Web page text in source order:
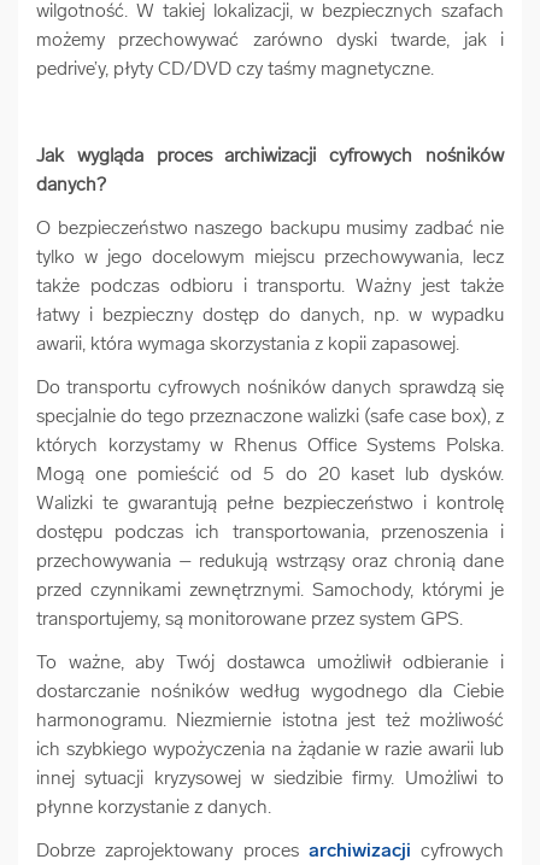
wilgotność. W takiej lokalizacji, w bezpiecznych szafach
możemy przechowywać zarówno dyski twarde, jak i
pedrive’y, płyty CD/DVD czy taśmy magnetyczne.
Jak wygląda proces archiwizacji cyfrowych nośników
danych?
O bezpieczeństwo naszego backupu musimy zadbać nie
tylko w jego docelowym miejscu przechowywania, lecz
także podczas odbioru i transportu. Ważny jest także
łatwy i bezpieczny dostęp do danych, np. w wypadku
awarii, która wymaga skorzystania z kopii zapasowej.
Do transportu cyfrowych nośników danych sprawdzą się
specjalnie do tego przeznaczone walizki (safe case box), z
których korzystamy w Rhenus Office Systems Polska.
Mogą one pomieścić od 5 do 20 kaset lub dysków.
Walizki te gwarantują pełne bezpieczeństwo i kontrolę
dostępu podczas ich transportowania, przenoszenia i
przechowywania – redukują wstrząsy oraz chronią dane
przed czynnikami zewnętrznymi. Samochody, którymi je
transportujemy, są monitorowane przez system GPS.
To ważne, aby Twój dostawca umożliwił odbieranie i
dostarczanie nośników według wygodnego dla Ciebie
harmonogramu. Niezmiernie istotna jest też możliwość
ich szybkiego wypożyczenia na żądanie w razie awarii lub
innej sytuacji kryzysowej w siedzibie firmy. Umożliwi to
płynne korzystanie z danych.
Dobrze zaprojektowany proces archiwizacji cyfrowych